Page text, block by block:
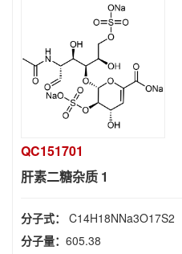
QC151701
肝素二糖杂质 1
分子式： C14H18NNa3O17S2
分子量： 605.38